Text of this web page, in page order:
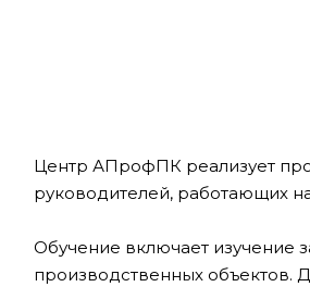
Центр АПрофПК реализует
руководителей, работающих
Обучение включает изучение
производственных объектов.